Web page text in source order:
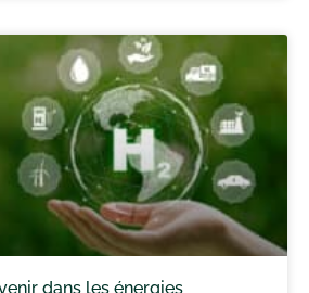
dans les énergies